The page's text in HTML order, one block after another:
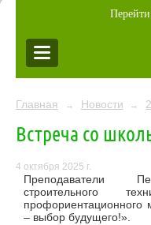
Главная → Новости →
Встреча со
4 октября 2025 г.
Преподаватели
строительного
– выбор будущего!».